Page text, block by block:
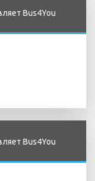
Bus4You
Bus4You